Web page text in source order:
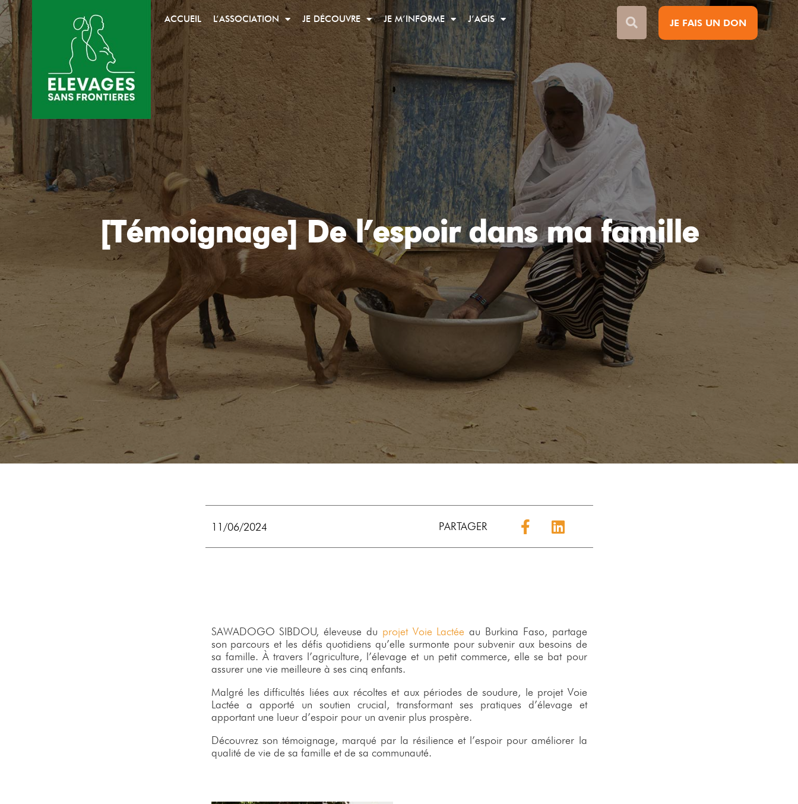
ACCUEIL L’ASSOCIATION JE DÉCOUVRE JE M’INFORME J’AGIS JE FAIS UN DON
[Témoignage] De l’espoir dans ma famille
11/06/2024 PARTAGER
SAWADOGO SIBDOU, éleveuse du projet Voie Lactée au Burkina Faso, partage
son parcours et les défis quotidiens qu’elle surmonte pour subvenir aux besoins de
sa famille. À travers l’agriculture, l’élevage et un petit commerce, elle se bat pour
assurer une vie meilleure à ses cinq enfants.
Malgré les difficultés liées aux récoltes et aux périodes de soudure, le projet Voie
Lactée a apporté un soutien crucial, transformant ses pratiques d’élevage et
apportant une lueur d’espoir pour un avenir plus prospère.
Découvrez son témoignage, marqué par la résilience et l’espoir pour améliorer la
qualité de vie de sa famille et de sa communauté.